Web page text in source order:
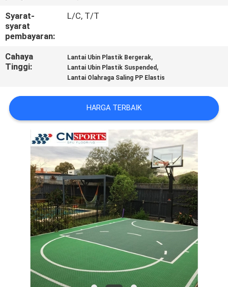
PERMINTAAN
PENAWARAN
SITEMAP
PRIVACY
POLICY
Syarat-
syarat
pembayaran:
L/C, T/T
Cahaya
Tinggi:
Lantai Ubin Plastik Bergerak,
Lantai Ubin Plastik Suspended ,
Lantai Olahraga Saling PP Elastis
HARGA TERBAIK